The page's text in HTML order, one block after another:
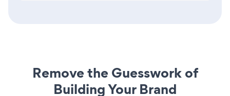
Remove the Guesswork of
Building Your Brand